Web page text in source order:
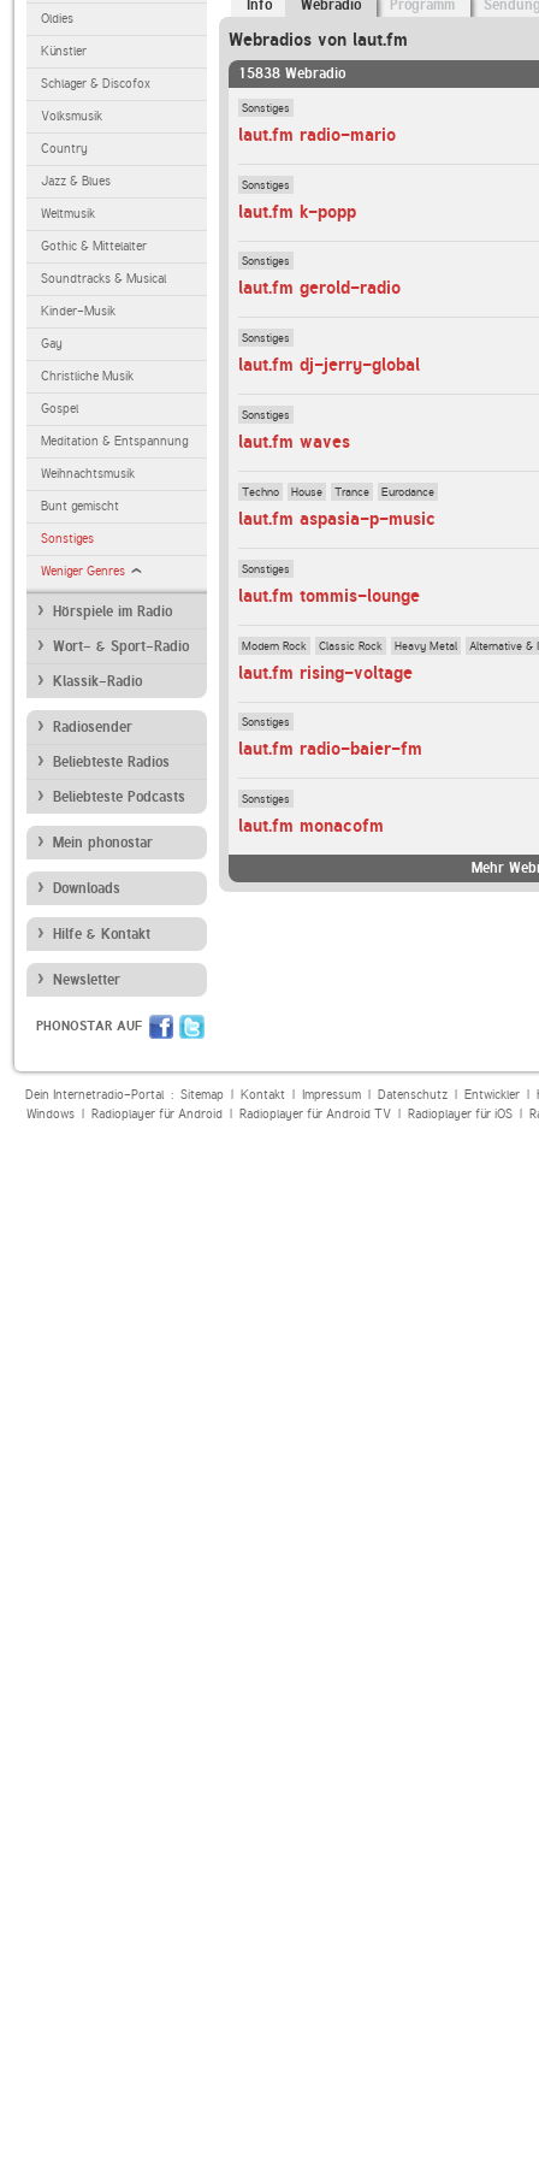
Oldies
Künstler
Schlager & Discofox
Volksmusik
Country
Jazz & Blues
Weltmusik
Gothic & Mittelalter
Soundtracks & Musical
Kinder-Musik
Gay
Christliche Musik
Gospel
Meditation & Entspannung
Weihnachtsmusik
Bunt gemischt
Sonstiges
Weniger Genres
Hörspiele im Radio
Wort- & Sport-Radio
Klassik-Radio
Radiosender
Beliebteste Radios
Beliebteste Podcasts
Mein phonostar
Downloads
Hilfe & Kontakt
Newsletter
PHONOSTAR AUF
Info Webradio Programm
Webradios von laut.fm
15838 Webradio
Sonstiges
laut.fm radio-mario
Sonstiges
laut.fm k-popp
Sonstiges
laut.fm gerold-radio
Sonstiges
laut.fm dj-jerry-global
Sonstiges
laut.fm waves
Techno House Trance Eurodance
laut.fm aspasia-p-music
Sonstiges
laut.fm tommis-lounge
Modern Rock Classic Rock Heavy Metal Alternative &
laut.fm rising-voltage
Sonstiges
laut.fm radio-baier-fm
Sonstiges
laut.fm monacofm
Mehr
Dein Internetradio-Portal : Sitemap| Kontakt| Impressum| Datenschutz| Entwickler|
Windows| Radioplayer für Android| Radioplayer für Android TV| Radioplayer für iOS|